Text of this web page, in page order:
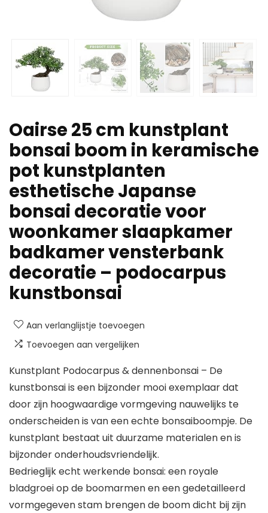
Oairse 25 cm kunstplant
bonsai boom in keramische
pot kunstplanten
esthetische Japanse
bonsai decoratie voor
woonkamer slaapkamer
badkamer vensterbank
decoratie – podocarpus
kunstbonsai
Aan verlanglijstje toevoegen
Toevoegen aan vergelijken
Kunstplant Podocarpus & dennenbonsai – De
kunstbonsai is een bijzonder mooi exemplaar dat
door zijn hoogwaardige vormgeving nauwelijks te
onderscheiden is van een echte bonsaiboompje. De
kunstplant bestaat uit duurzame materialen en is
bijzonder onderhoudsvriendelijk.
Bedrieglijk echt werkende bonsai: een royale
bladgroei op de boomarmen en een gedetailleerd
vormgegeven stam brengen de boom dicht bij zijn